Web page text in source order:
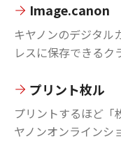
Image.canon
キヤノンのデジタル
レスに保存できるク
プリント枚ル
プリントするほど「
ヤノンオンラインシ